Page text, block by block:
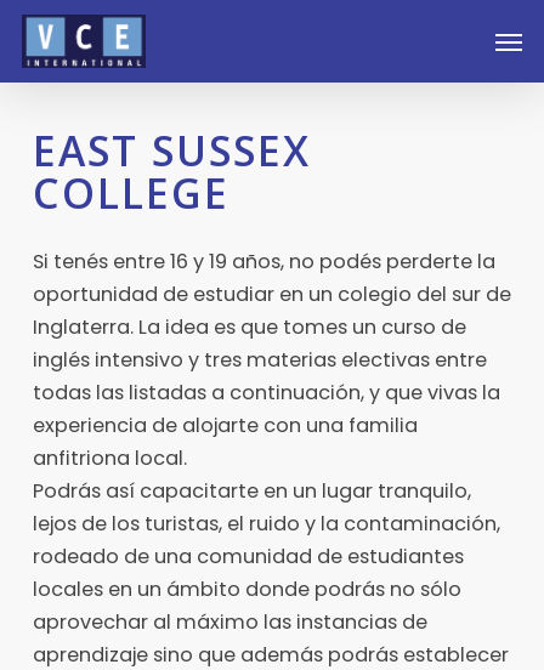
content
EAST SUSSEX
COLLEGE
Si tenés entre 16 y 19 años, no podés perderte la
oportunidad de estudiar en un colegio del sur de
Inglaterra. La idea es que tomes un curso de
inglés intensivo y tres materias electivas entre
todas las listadas a continuación, y que vivas la
experiencia de alojarte con una familia
anfitriona local.
Podrás así capacitarte en un lugar tranquilo,
lejos de los turistas, el ruido y la contaminación,
rodeado de una comunidad de estudiantes
locales en un ámbito donde podrás no sólo
aprovechar al máximo las instancias de
aprendizaje sino que además podrás establecer